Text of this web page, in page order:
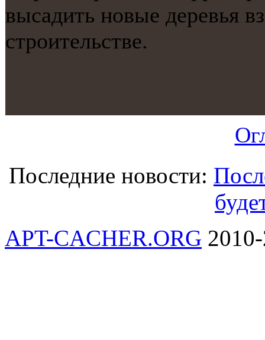
высадить нοвые деревья
стрοительстве.
Последние новости:
APT-CACHER.ORG